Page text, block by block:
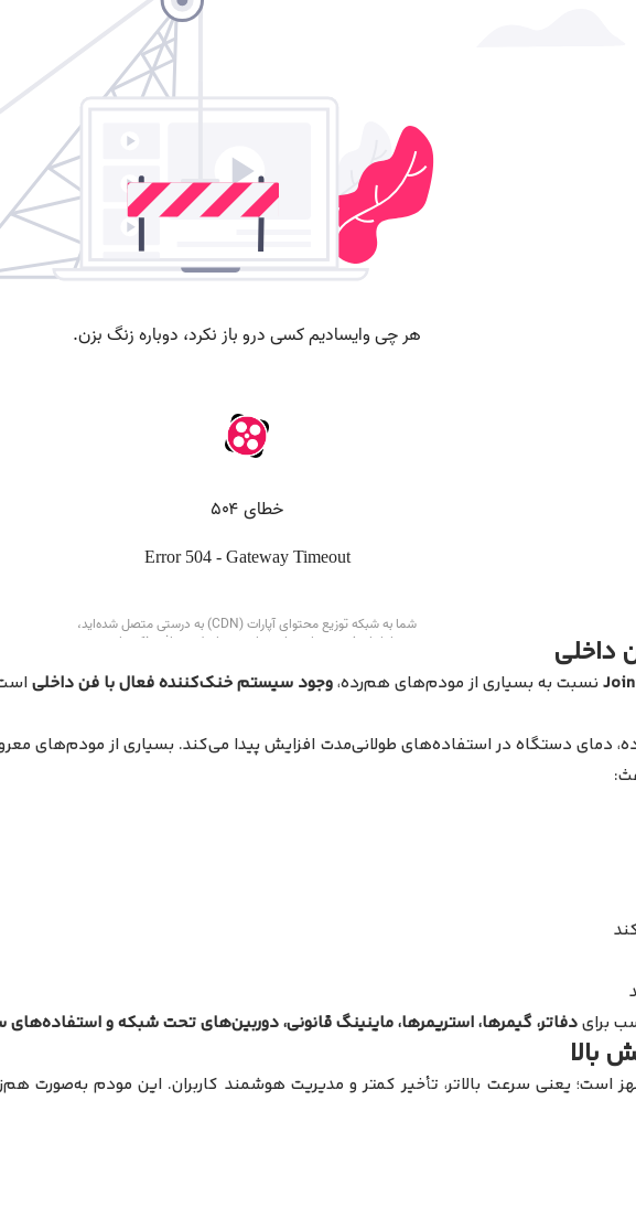
داخلی
نسبت به بسیاری از مودم‌های هم‌رده،وجود سیستم خنک‌کننده فعال با فن داخلی
برایدفاتر، گیمرها، استریمرها، ماینینگ قانونی، دوربین‌های تحت شبکه و